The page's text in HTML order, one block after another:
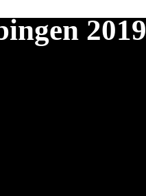
2019